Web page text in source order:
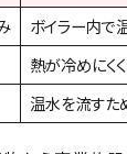
ボイラー内で
熱が冷めにく
温水を流すた